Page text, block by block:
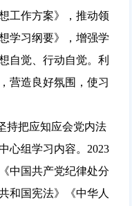
工作方案》，推动领
学习纲要》，增强学
自觉、行动自觉。利
营造良好氛围，使习
把应知应会党内法
心组学习内容。2023
中国共产党纪律处分
和国宪法》《中华人